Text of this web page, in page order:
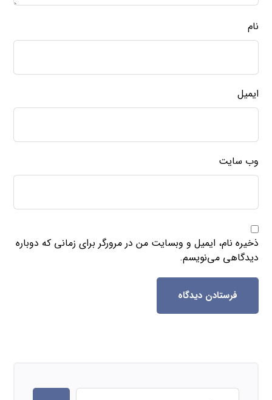
نام
ایمیل
وب‌ سایت
ذخیره نام، ایمیل و وبسایت من در مرورگر برای زمانی که دوباره
دیدگاهی می‌نویسم.
فرستادن دیدگاه